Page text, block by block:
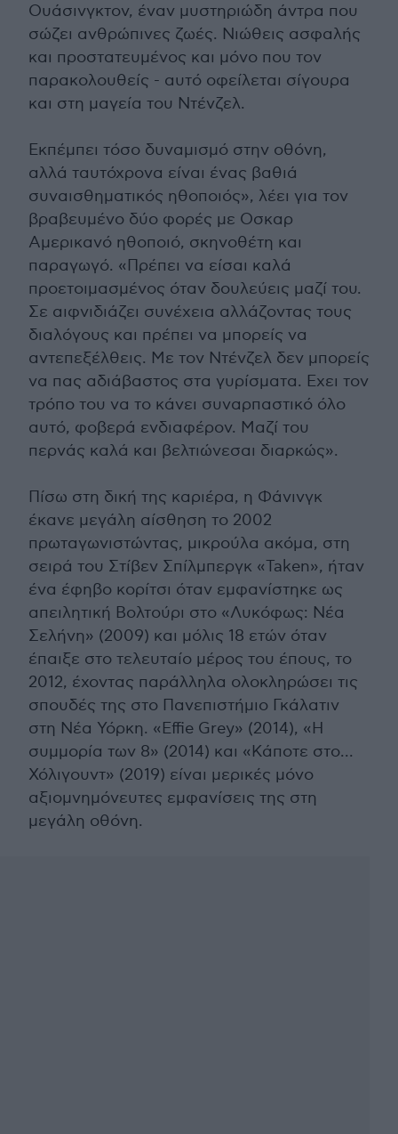
Ουάσινγκτον, έναν μυστηριώδη άντρα που
σώζει ανθρώπινες ζωές. Νιώθεις ασφαλής
και προστατευμένος και μόνο που τον
παρακολουθείς - αυτό οφείλεται σίγουρα
και στη μαγεία του Ντένζελ.
Εκπέμπει τόσο δυναμισμό στην οθόνη,
αλλά ταυτόχρονα είναι ένας βαθιά
συναισθηματικός ηθοποιός», λέει για τον
βραβευμένο δύο φορές με Οσκαρ
Αμερικανό ηθοποιό, σκηνοθέτη και
παραγωγό. «Πρέπει να είσαι καλά
προετοιμασμένος όταν δουλεύεις μαζί του.
Σε αιφνιδιάζει συνέχεια αλλάζοντας τους
διαλόγους και πρέπει να μπορείς να
αντεπεξέλθεις. Με τον Ντένζελ δεν μπορείς
να πας αδιάβαστος στα γυρίσματα. Εχει τον
τρόπο του να το κάνει συναρπαστικό όλο
αυτό, φοβερά ενδιαφέρον. Μαζί του
περνάς καλά και βελτιώνεσαι διαρκώς».
Πίσω στη δική της καριέρα, η Φάνινγκ
έκανε μεγάλη αίσθηση το 2002
πρωταγωνιστώντας, μικρούλα ακόμα, στη
σειρά του Στίβεν Σπίλμπεργκ «Taken», ήταν
ένα έφηβο κορίτσι όταν εμφανίστηκε ως
απειλητική Βολτούρι στο «Λυκόφως: Νέα
Σελήνη» (2009) και μόλις 18 ετών όταν
έπαιξε στο τελευταίο μέρος του έπους, το
2012, έχοντας παράλληλα ολοκληρώσει τις
σπουδές της στο Πανεπιστήμιο Γκάλατιν
στη Νέα Υόρκη. «Effie Grey» (2014), «Η
συμμορία των 8» (2014) και «Κάποτε στο...
Χόλιγουντ» (2019) είναι μερικές μόνο
αξιομνημόνευτες εμφανίσεις της στη
μεγάλη οθόνη.